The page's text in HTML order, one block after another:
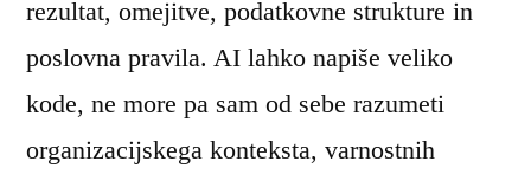
rezultat, omejitve, podatkovne strukture in
poslovna pravila. AI lahko napiše veliko
kode, ne more pa sam od sebe razumeti
organizacijskega konteksta, varnostnih